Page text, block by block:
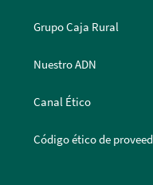
Grupo Caja Rural
Nuestro ADN
Canal Ético
Código ético de